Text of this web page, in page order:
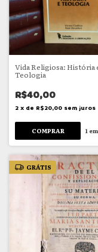
Vida Religiosa: História
Teologia
R$40,00
2 x de R$20,00 sem juros
1
GRÁTIS